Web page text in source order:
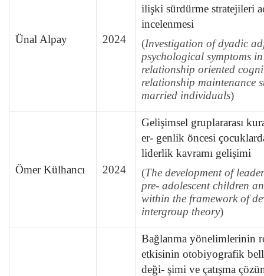
Ünal Alpay 2024
ilişki sürdürme stratejileri
incelenmesi
(Investigation of dyadic
psychological symptoms
relationship oriented
relationship maintenance
married individuals)
Ömer Külhancı 2024
Gelişimsel gruplararası
er- genlik öncesi
liderlik kavramı gelişimi
(The development of
pre- adolescent children
within the framework of
intergroup theory)
Bağlanma yönelimlerinin
etkisinin otobiyografik
deği- şimi ve çatışma